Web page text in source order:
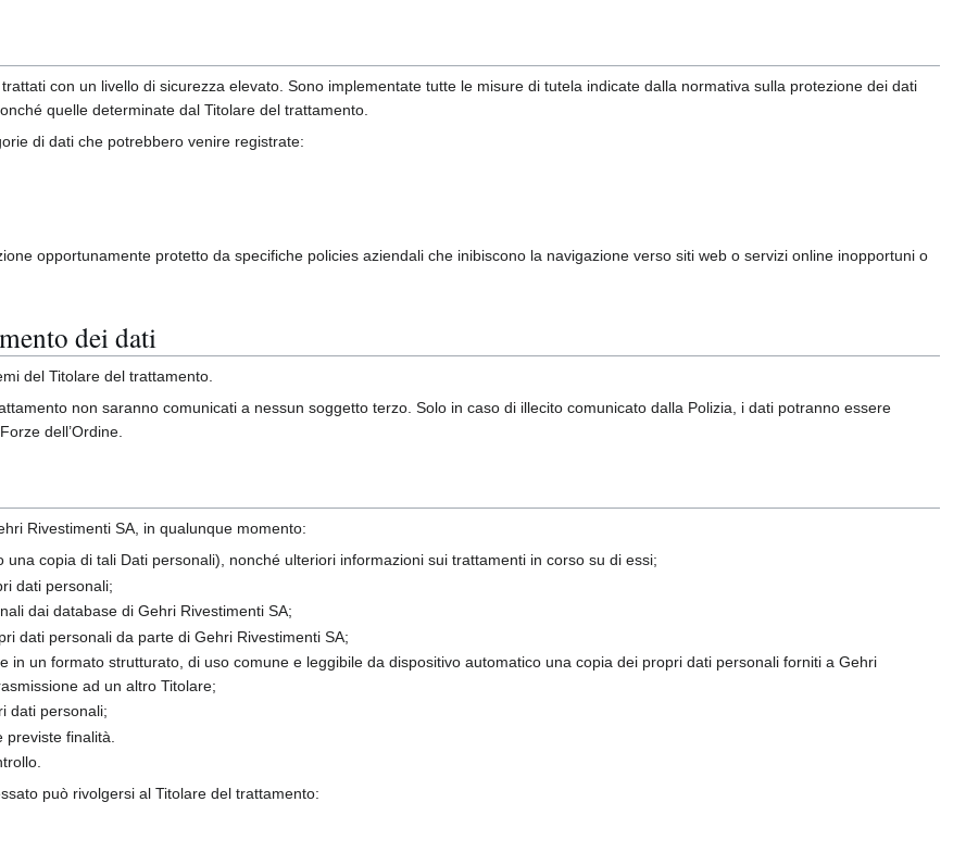
con un livello di sicurezza elevato. Sono implementate tutte le misure di tutela indicate dalla normativa sulla protezione dei dati
quelle determinate dal Titolare del trattamento.
di dati che potrebbero venire registrate:
opportunamente protetto da specifiche policies aziendali che inibiscono la navigazione verso siti web o servizi online inopportuni o
dei dati
del Titolare del trattamento.
non saranno comunicati a nessun soggetto terzo. Solo in caso di illecito comunicato dalla Polizia, i dati potranno essere
dell’Ordine.
Rivestimenti SA, in qualunque momento:
copia di tali Dati personali), nonché ulteriori informazioni sui trattamenti in corso su di essi;
dati personali;
dai database di Gehri Rivestimenti SA;
dati personali da parte di Gehri Rivestimenti SA;
in un formato strutturato, di uso comune e leggibile da dispositivo automatico una copia dei propri dati personali forniti a Gehri
ad un altro Titolare;
dati personali;
finalità.
può rivolgersi al Titolare del trattamento: